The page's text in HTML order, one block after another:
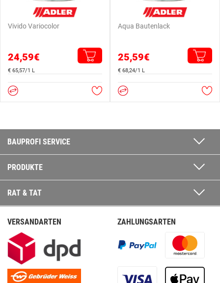
Vivido Variocolor
24,59€
€ 65,57/1 L
Aqua Bautenlack
25,59€
€ 68,24/1 L
BAUPROFI SERVICE
PRODUKTE
RAT & TAT
VERSANDARTEN ZAHLUNGSARTEN